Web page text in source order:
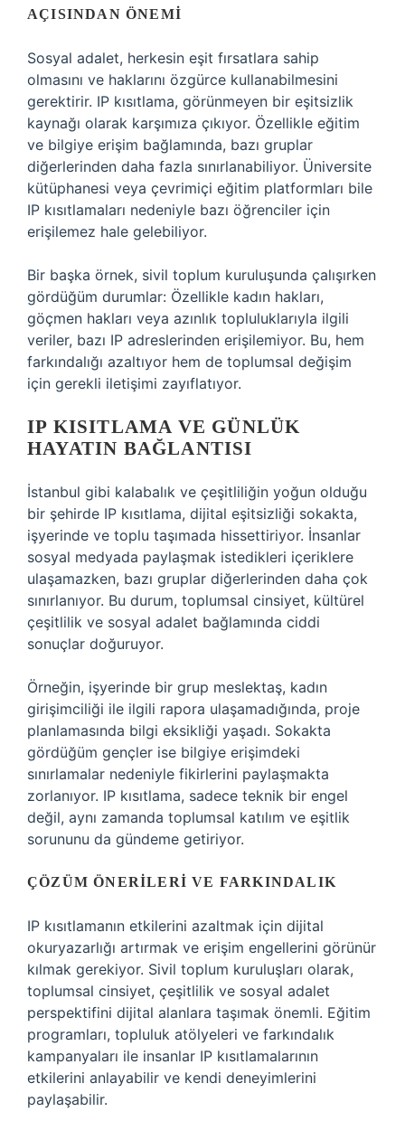
AÇISINDAN ÖNEMI
Sosyal adalet, herkesin eşit fırsatlara sahip
olmasını ve haklarını özgürce kullanabilmesini
gerektirir. IP kısıtlama, görünmeyen bir eşitsizlik
kaynağı olarak karşımıza çıkıyor. Özellikle eğitim
ve bilgiye erişim bağlamında, bazı gruplar
diğerlerinden daha fazla sınırlanabiliyor. Üniversite
kütüphanesi veya çevrimiçi eğitim platformları bile
IP kısıtlamaları nedeniyle bazı öğrenciler için
erişilemez hale gelebiliyor.
Bir başka örnek, sivil toplum kuruluşunda çalışırken
gördüğüm durumlar: Özellikle kadın hakları,
göçmen hakları veya azınlık topluluklarıyla ilgili
veriler, bazı IP adreslerinden erişilemiyor. Bu, hem
farkındalığı azaltıyor hem de toplumsal değişim
için gerekli iletişimi zayıflatıyor.
IP KISITLAMA VE GÜNLÜK
HAYATIN BAĞLANTISI
İstanbul gibi kalabalık ve çeşitliliğin yoğun olduğu
bir şehirde IP kısıtlama, dijital eşitsizliği sokakta,
işyerinde ve toplu taşımada hissettiriyor. İnsanlar
sosyal medyada paylaşmak istedikleri içeriklere
ulaşamazken, bazı gruplar diğerlerinden daha çok
sınırlanıyor. Bu durum, toplumsal cinsiyet, kültürel
çeşitlilik ve sosyal adalet bağlamında ciddi
sonuçlar doğuruyor.
Örneğin, işyerinde bir grup meslektaş, kadın
girişimciliği ile ilgili rapora ulaşamadığında, proje
planlamasında bilgi eksikliği yaşadı. Sokakta
gördüğüm gençler ise bilgiye erişimdeki
sınırlamalar nedeniyle fikirlerini paylaşmakta
zorlanıyor. IP kısıtlama, sadece teknik bir engel
değil, aynı zamanda toplumsal katılım ve eşitlik
sorununu da gündeme getiriyor.
ÇÖZÜM ÖNERILERI VE FARKINDALIK
IP kısıtlamanın etkilerini azaltmak için dijital
okuryazarlığı artırmak ve erişim engellerini görünür
kılmak gerekiyor. Sivil toplum kuruluşları olarak,
toplumsal cinsiyet, çeşitlilik ve sosyal adalet
perspektifini dijital alanlara taşımak önemli. Eğitim
programları, topluluk atölyeleri ve farkındalık
kampanyaları ile insanlar IP kısıtlamalarının
etkilerini anlayabilir ve kendi deneyimlerini
paylaşabilir.